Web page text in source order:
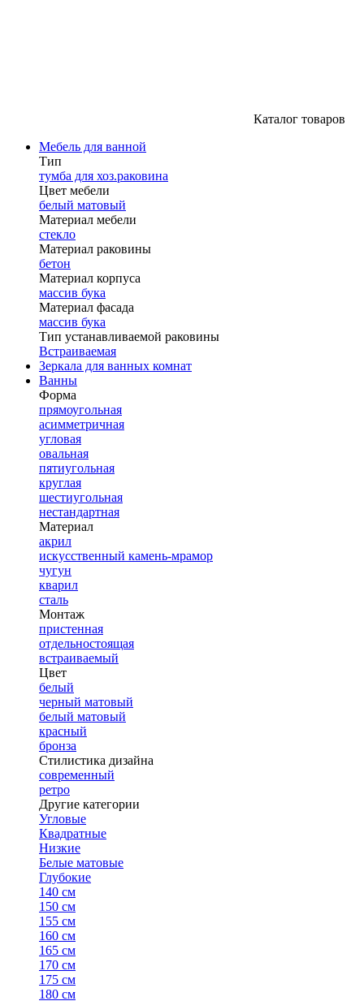
Каталог товаров
Мебель для ванной
Тип
тумба для хоз.раковина
Цвет мебели
белый матовый
Материал мебели
стекло
Материал раковины
бетон
Материал корпуса
массив бука
Материал фасада
массив бука
Тип устанавливаемой раковины
Встраиваемая
Зеркала для ванных комнат
Ванны
Форма
прямоугольная
асимметричная
угловая
овальная
пятиугольная
круглая
шестиугольная
нестандартная
Материал
акрил
искусственный камень-мрамор
чугун
кварил
сталь
Монтаж
пристенная
отдельностоящая
встраиваемый
Цвет
белый
черный матовый
белый матовый
красный
бронза
Стилистика дизайна
современный
ретро
Другие категории
Угловые
Квадратные
Низкие
Белые матовые
Глубокие
140 см
150 см
155 см
160 см
165 см
170 см
175 см
180 см